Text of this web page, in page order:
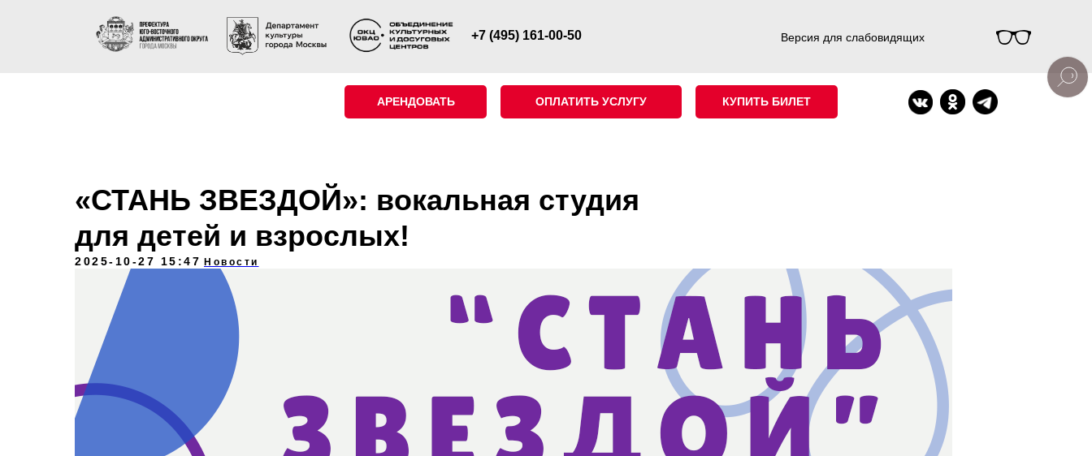
Версия для слабовидящих
+7 (495) 161-00-50
КУПИТЬ БИЛЕТ
АРЕНДОВАТЬ ОПЛАТИТЬ УСЛУГУ
«СТАНЬ ЗВЕЗДОЙ»: вокальная студия
для детей и взрослых!
2025-10-27 15:47 Новости